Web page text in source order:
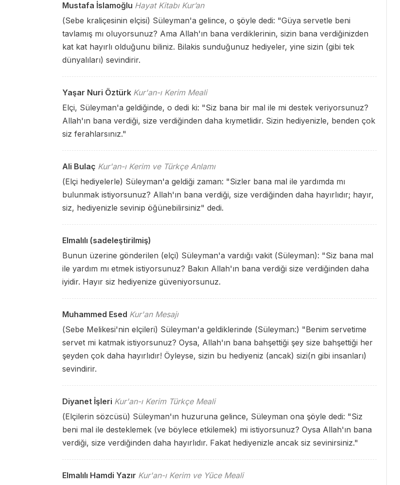
Mustafa İslamoğlu Hayat Kitabı Kur’an
(Sebe kraliçesinin elçisi) Süleyman'a gelince, o şöyle dedi: "Güya servetle beni
tavlamış mı oluyorsunuz? Ama Allah'ın bana verdiklerinin, sizin bana verdiğinizden
kat kat hayırlı olduğunu biliniz. Bilakis sunduğunuz hediyeler, yine sizin (gibi tek
dünyalıları) sevindirir.
Yaşar Nuri Öztürk Kur'an-ı Kerim Meali
Elçi, Süleyman'a geldiğinde, o dedi ki: "Siz bana bir mal ile mi destek veriyorsunuz?
Allah'ın bana verdiği, size verdiğinden daha kıymetlidir. Sizin hediyenizle, benden çok
siz ferahlarsınız."
Ali Bulaç Kur'an-ı Kerim ve Türkçe Anlamı
(Elçi hediyelerle) Süleyman'a geldiği zaman: "Sizler bana mal ile yardımda mı
bulunmak istiyorsunuz? Allah'ın bana verdiği, size verdiğinden daha hayırlıdır; hayır,
siz, hediyenizle sevinip öğünebilirsiniz" dedi.
Elmalılı (sadeleştirilmiş)
Bunun üzerine gönderilen (elçi) Süleyman'a vardığı vakit (Süleyman): "Siz bana mal
ile yardım mı etmek istiyorsunuz? Bakın Allah'ın bana verdiği size verdiğinden daha
iyidir. Hayır siz hediyenize güveniyorsunuz.
Muhammed Esed Kur'an Mesajı
(Sebe Melikesi'nin elçileri) Süleyman'a geldiklerinde (Süleyman:) "Benim servetime
servet mi katmak istiyorsunuz? Oysa, Allah'ın bana bahşettiği şey size bahşettiği her
şeyden çok daha hayırlıdır! Öyleyse, sizin bu hediyeniz (ancak) sizi(n gibi insanları)
sevindirir.
Diyanet İşleri Kur'an-ı Kerim Türkçe Meali
(Elçilerin sözcüsü) Süleyman'ın huzuruna gelince, Süleyman ona şöyle dedi: "Siz
beni mal ile desteklemek (ve böylece etkilemek) mi istiyorsunuz? Oysa Allah'ın bana
verdiği, size verdiğinden daha hayırlıdır. Fakat hediyenizle ancak siz sevinirsiniz."
Elmalılı Hamdi Yazır Kur'an-ı Kerim ve Yüce Meali